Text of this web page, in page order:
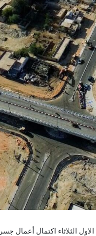
الثلاثاء اكتمال أعمال